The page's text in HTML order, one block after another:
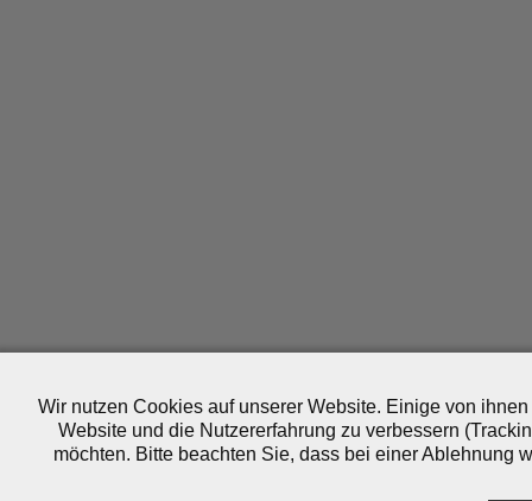
Wir nutzen Cookies auf unserer Website. Einige von
Website und die Nutzererfahrung zu verbessern
möchten. Bitte beachten Sie, dass bei einer Ablehnung